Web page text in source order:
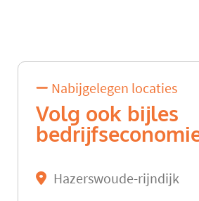
Nabijgelegen locaties
Volg ook bijles
Hazerswoude-rijndijk